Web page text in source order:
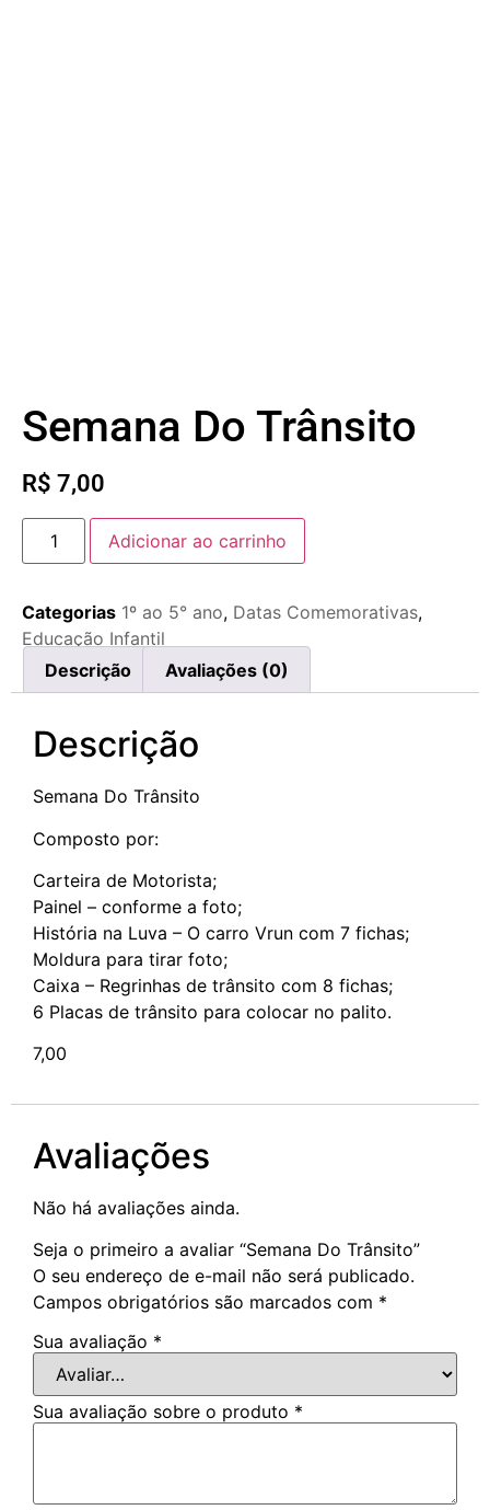
Semana Do Trânsito
R$ 7,00
Adicionar ao carrinho
Categorias 1º ao 5° ano, Datas Comemorativas,
Educação Infantil
Descrição
Avaliações (0)
Descrição
Semana Do Trânsito
Composto por:
Carteira de Motorista;
Painel – conforme a foto;
História na Luva – O carro Vrun com 7 fichas;
Moldura para tirar foto;
Caixa – Regrinhas de trânsito com 8 fichas;
6 Placas de trânsito para colocar no palito.
7,00
Avaliações
Não há avaliações ainda.
Seja o primeiro a avaliar “Semana Do Trânsito”
O seu endereço de e-mail não será publicado.
Campos obrigatórios são marcados com *
Sua avaliação *
Sua avaliação sobre o produto *